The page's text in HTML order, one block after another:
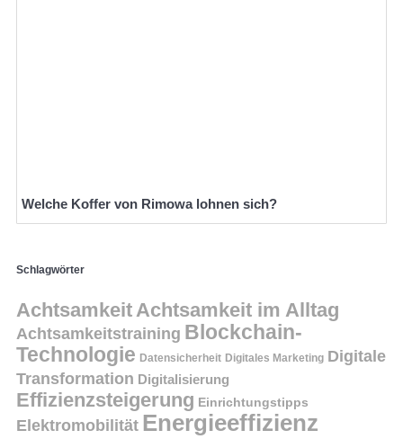
Welche Koffer von Rimowa lohnen sich?
Schlagwörter
AchtsamkeitAchtsamkeit im Alltag
Achtsamkeitstraining Blockchain-
Technologie Datensicherheit Digitales Marketing Digitale
Transformation Digitalisierung
Effizienzsteigerung Einrichtungstipps
Elektromobilität Energieeffizienz